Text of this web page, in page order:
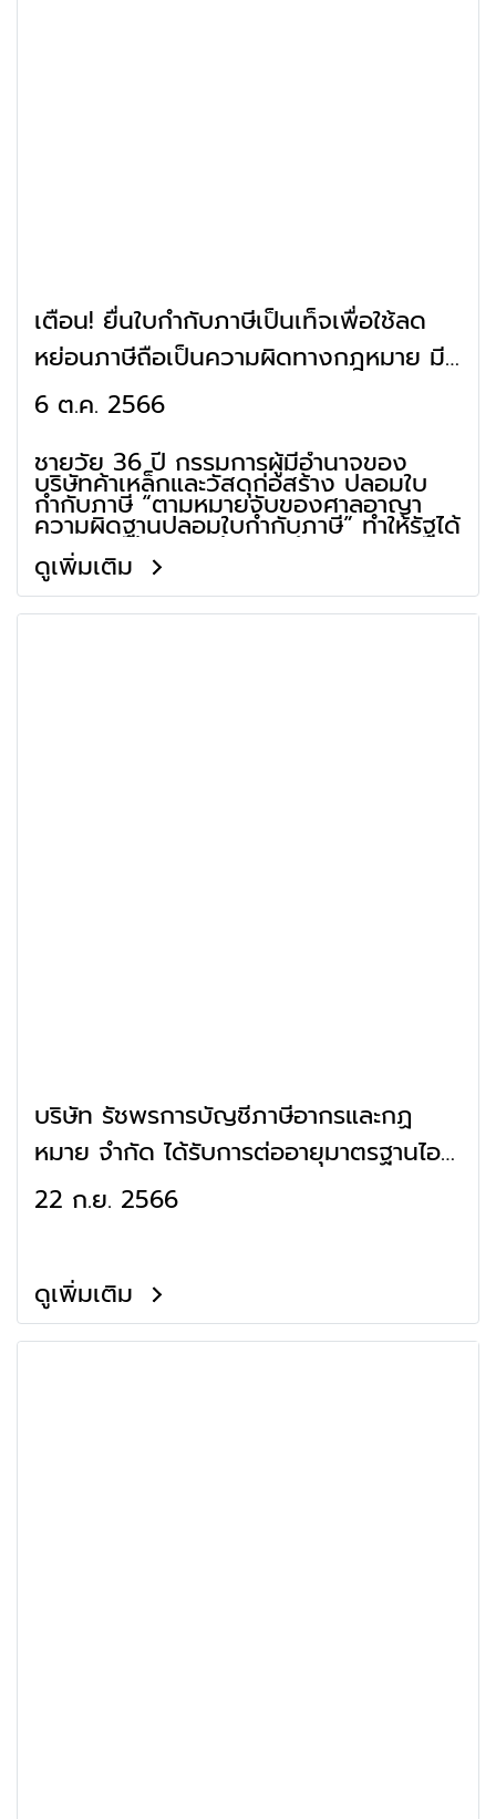
เตือน! ยื่นใบกำกับภาษีเป็นเท็จเพื่อใช้ลด
หย่อนภาษีถือเป็นความผิดทางกฎหมาย มี
โทษถึงจำคุก
6 ต.ค. 2566
ชายวัย 36 ปี กรรมการผู้มีอำนาจของ
บริษัทค้าเหล็กและวัสดุก่อสร้าง ปลอมใบ
กำกับภาษี “ตามหมายจับของศาลอาญา
ความผิดฐานปลอมใบกำกับภาษี” ทำให้รัฐได้
รับความเสียหายกว่า 162 ล้านบาท!
ดูเพิ่มเติม
บริษัท รัชพรการบัญชีภาษีอากรและกฏ
หมาย จำกัด ได้รับการต่ออายุมาตรฐานไอ
เอสโอ อุตสาหกรรมพัฒนามูลนิธิ
22 ก.ย. 2566
ดูเพิ่มเติม